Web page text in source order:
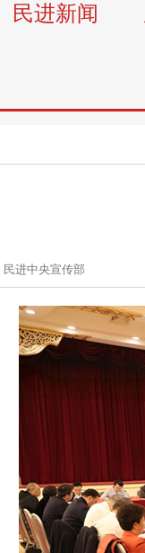
民进新闻
民进中央宣传部